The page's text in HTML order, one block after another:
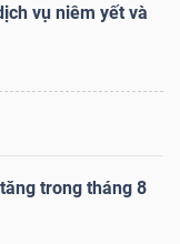
vụ niêm yết và
trong tháng 8